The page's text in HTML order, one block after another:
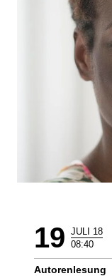
19 JULI 18
08:40
Autorenlesung